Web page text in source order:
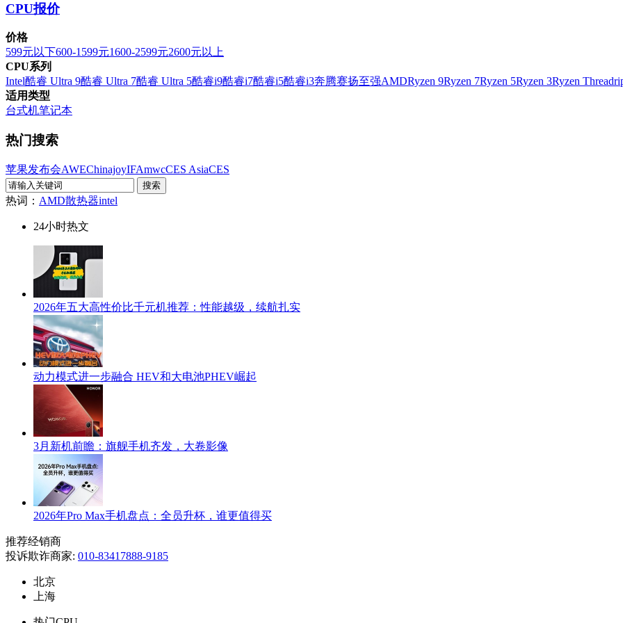
CPU报价
价格
599元以下600-1599元1600-2599元2600元以上
CPU系列
Intel酷睿 Ultra 9酷睿 Ultra 7酷睿 Ultra 5酷睿i9酷睿i7酷睿i5酷睿i3奔腾赛扬至强AMDRyzen 9Ryzen 7Ryzen 5Ryzen 3Ryzen
适用类型
台式机笔记本
热门搜索
苹果发布会AWEChinajoyIFAmwcCES AsiaCES
热词： AMD散热器intel
24小时热文
2026年五大高性价比千元机推荐：性能越级，续航扎实
动力模式进一步融合 HEV和大电池PHEV崛起
3月新机前瞻：旗舰手机齐发，大卷影像
2026年Pro Max手机盘点：全员升杯，谁更值得买
推荐经销商
投诉欺诈商家: 010-83417888-9185
北京
上海